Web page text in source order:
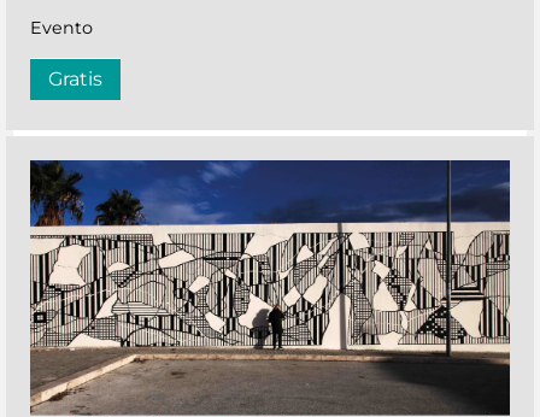
Evento
Gratis